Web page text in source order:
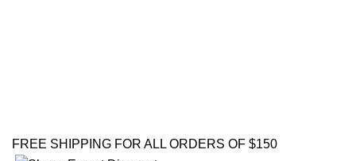
FREE SHIPPING FOR ALL ORDERS OF $150